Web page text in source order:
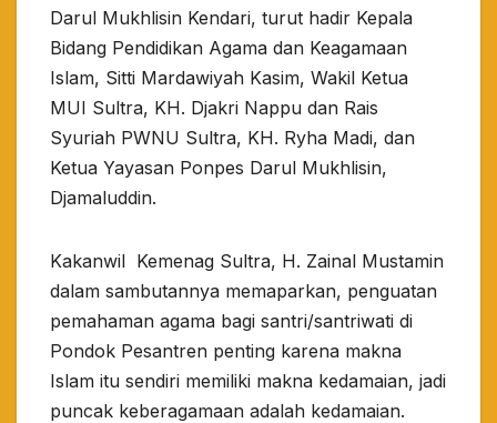
Darul Mukhlisin Kendari, turut hadir Kepala
Bidang Pendidikan Agama dan Keagamaan
Islam, Sitti Mardawiyah Kasim, Wakil Ketua
MUI Sultra, KH. Djakri Nappu dan Rais
Syuriah PWNU Sultra, KH. Ryha Madi, dan
Ketua Yayasan Ponpes Darul Mukhlisin,
Djamaluddin.
Kakanwil Kemenag Sultra, H. Zainal Mustamin
dalam sambutannya memaparkan, penguatan
pemahaman agama bagi santri/santriwati di
Pondok Pesantren penting karena makna
Islam itu sendiri memiliki makna kedamaian, jadi
puncak keberagamaan adalah kedamaian.